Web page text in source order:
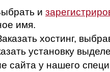
и
имя.
хостинг,
установку
сайта у нашего